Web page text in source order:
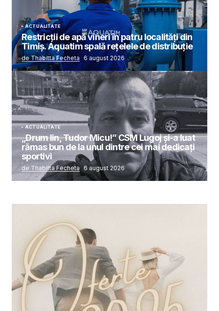
ACTUALITATE
Restricții de apă vineri în patru localități din
Timiș. Aquatim spală rețelele de distribuție
de Thabitta Fecheta 6 august 2026
ACTUALITATE
„Drum lin, Tudor Micu!” CSM Lugoj și-a luat
rămas bun de la unul dintre cei mai dedicați
sportivi
de Thabitta Fecheta 6 august 2026